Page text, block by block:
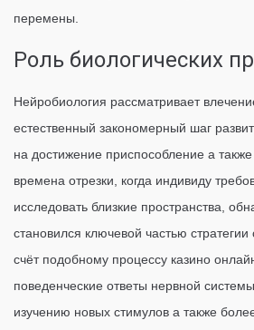
перемены.
Роль биологических
Нейробиология рассматривает
естественный закономерный шаг
на достижение приспособление а
времена отрезки, когда индивиду
исследовать близкие пространства,
становился ключевой частью
счёт подобному процессу казино
поведенческие ответы нервной
изучению новых стимулов а также